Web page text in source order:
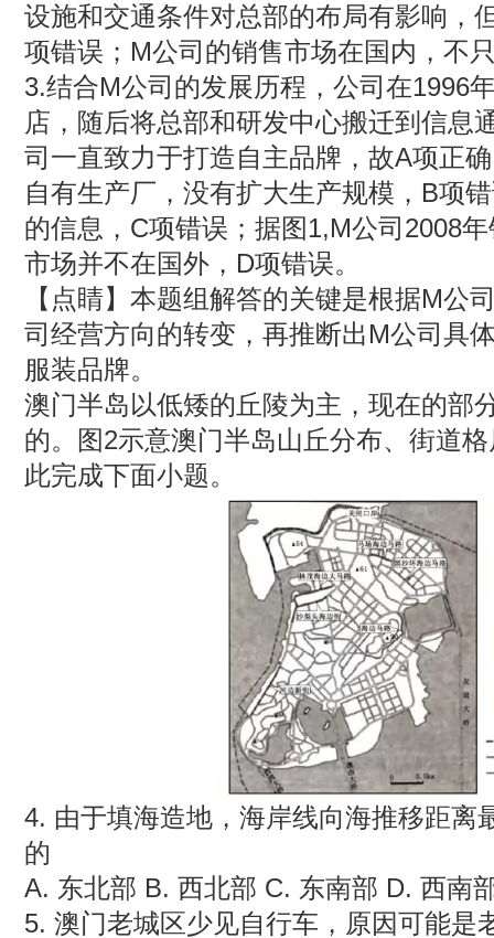
设施和交通条件对总部的布局有影响，
项错误；M公司的销售市场在国内，不
3.结合M公司的发展历程，公司在1996
店，随后将总部和研发中心搬迁到信息
司一直致力于打造自主品牌，故A项正
自有生产厂，没有扩大生产规模，B项
的信息，C项错误；据图1,M公司2008
市场并不在国外，D项错误。
【点睛】本题组解答的关键是根据M公
司经营方向的转变，再推断出M公司具
服装品牌。
澳门半岛以低矮的丘陵为主，现在的部
的。图2示意澳门半岛山丘分布、街道
此完成下面小题。
4. 由于填海造地，海岸线向海推移距离
的
A. 东北部 B. 西北部 C. 东南部 D. 西南
5. 澳门老城区少见自行车，原因可能是